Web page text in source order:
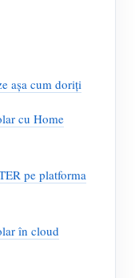
așa cum doriți
cu Home
pe platforma
în cloud